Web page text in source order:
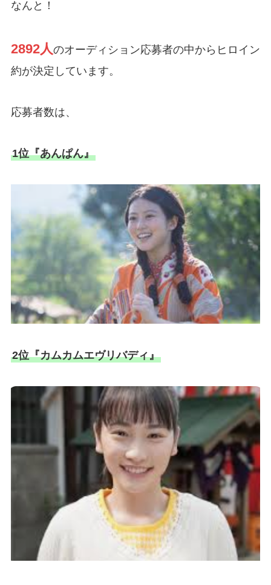
なんと！
2892人のオーディション応募者の中からヒロイン
約が決定しています。
応募者数は、
1位『あんぱん』
2位『カムカムエヴリバディ』